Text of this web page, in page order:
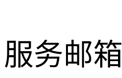
服务邮箱